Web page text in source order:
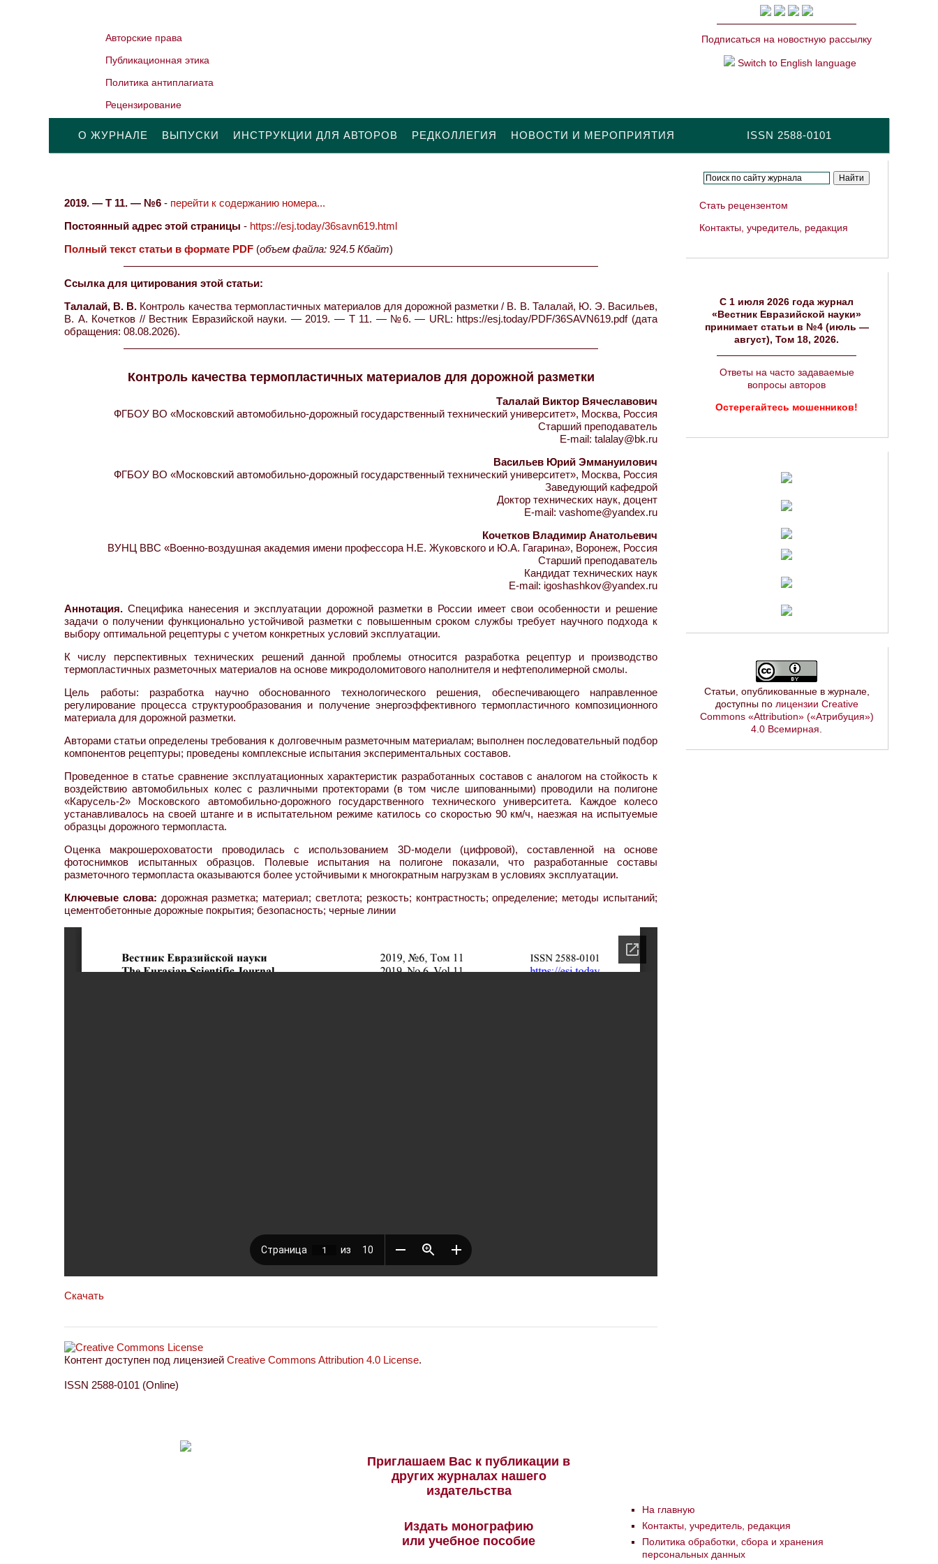
Авторские права
Публикационная этика
Политика антиплагиата
Рецензирование
Подписаться на новостную рассылку
Switch to English language
ISSN 2588-0101
О ЖУРНАЛЕ ВЫПУСКИ ИНСТРУКЦИИ ДЛЯ АВТОРОВ РЕДКОЛЛЕГИЯ НОВОСТИ И МЕРОПРИЯТИЯ
2019. — Т 11. — №6 - перейти к содержанию номера...
Постоянный адрес этой страницы - https://esj.today/36savn619.html
Полный текст статьи в формате PDF (объем файла: 924.5 Кбайт)
Ссылка для цитирования этой статьи:
Талалай, В. В. Контроль качества термопластичных материалов для дорожной разметки / В. В. Талалай, Ю. Э. Васильев,
В. А. Кочетков // Вестник Евразийской науки. — 2019. — Т 11. — №6. — URL: https://esj.today/PDF/36SAVN619.pdf (дата
обращения: 08.08.2026).
Контроль качества термопластичных материалов для дорожной разметки
Талалай Виктор Вячеславович
ФГБОУ ВО «Московский автомобильно-дорожный государственный технический университет», Москва, Россия
Старший преподаватель
E-mail: talalay@bk.ru
Васильев Юрий Эммануилович
ФГБОУ ВО «Московский автомобильно-дорожный государственный технический университет», Москва, Россия
Заведующий кафедрой
Доктор технических наук, доцент
E-mail: vashome@yandex.ru
Кочетков Владимир Анатольевич
ВУНЦ ВВС «Военно-воздушная академия имени профессора Н.Е. Жуковского и Ю.А. Гагарина», Воронеж, Россия
Старший преподаватель
Кандидат технических наук
E-mail: igoshashkov@yandex.ru
Аннотация. Специфика нанесения и эксплуатации дорожной разметки в России имеет свои особенности и решение
задачи о получении функционально устойчивой разметки с повышенным сроком службы требует научного подхода к
выбору оптимальной рецептуры с учетом конкретных условий эксплуатации.
К числу перспективных технических решений данной проблемы относится разработка рецептур и производство
термопластичных разметочных материалов на основе микродоломитового наполнителя и нефтеполимерной смолы.
Цель работы: разработка научно обоснованного технологического решения, обеспечивающего направленное
регулирование процесса структурообразования и получение энергоэффективного термопластичного композиционного
материала для дорожной разметки.
Авторами статьи определены требования к долговечным разметочным материалам; выполнен последовательный подбор
компонентов рецептуры; проведены комплексные испытания экспериментальных составов.
Проведенное в статье сравнение эксплуатационных характеристик разработанных составов с аналогом на стойкость к
воздействию автомобильных колес с различными протекторами (в том числе шипованными) проводили на полигоне
«Карусель-2» Московского автомобильно-дорожного государственного технического университета. Каждое колесо
устанавливалось на своей штанге и в испытательном режиме катилось со скоростью 90 км/ч, наезжая на испытуемые
образцы дорожного термопласта.
Оценка макрошероховатости проводилась с использованием 3D-модели (цифровой), составленной на основе
фотоснимков испытанных образцов. Полевые испытания на полигоне показали, что разработанные составы
разметочного термопласта оказываются более устойчивыми к многократным нагрузкам в условиях эксплуатации.
Ключевые слова: дорожная разметка; материал; светлота; резкость; контрастность; определение; методы испытаний;
цементобетонные дорожные покрытия; безопасность; черные линии
Скачать
Контент доступен под лицензией Creative Commons Attribution 4.0 License.
ISSN 2588-0101 (Online)
Стать рецензентом
Контакты, учредитель, редакция
C 1 июля 2026 года журнал
«Вестник Евразийской науки»
принимает статьи в №4 (июль —
август), Том 18, 2026.
Ответы на часто задаваемые
вопросы авторов
Остерегайтесь мошенников!
Статьи, опубликованные в журнале,
доступны по лицензии Creative
Commons «Attribution» («Атрибуция»)
4.0 Всемирная
Приглашаем Вас к публикации в
других журналах нашего
издательства
Издать монографию
или учебное пособие
На главную
Контакты, учредитель, редакция
Политика обработки, сбора и хранения
персональных данных